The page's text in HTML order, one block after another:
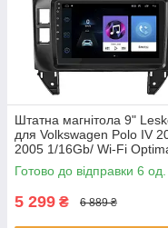
Штатна магнітола 9"
для Volkswagen Polo IV
2005 1/16Gb/ Wi-Fi
Вольксваген 6 шт.
Готово до відправки 6 од.
5 299 ₴ 6 889 ₴